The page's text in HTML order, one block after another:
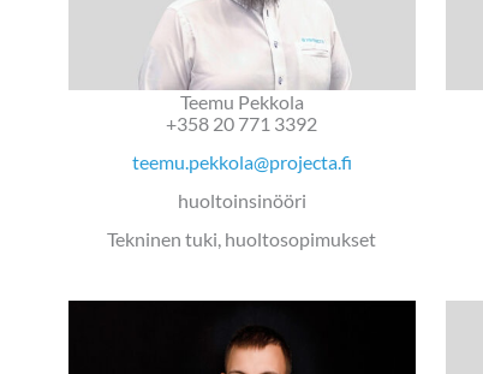
Teemu Pekkola
+358 20 771 3392
teemu.pekkola@projecta.fi
huoltoinsinööri
Tekninen tuki, huoltosopimukset